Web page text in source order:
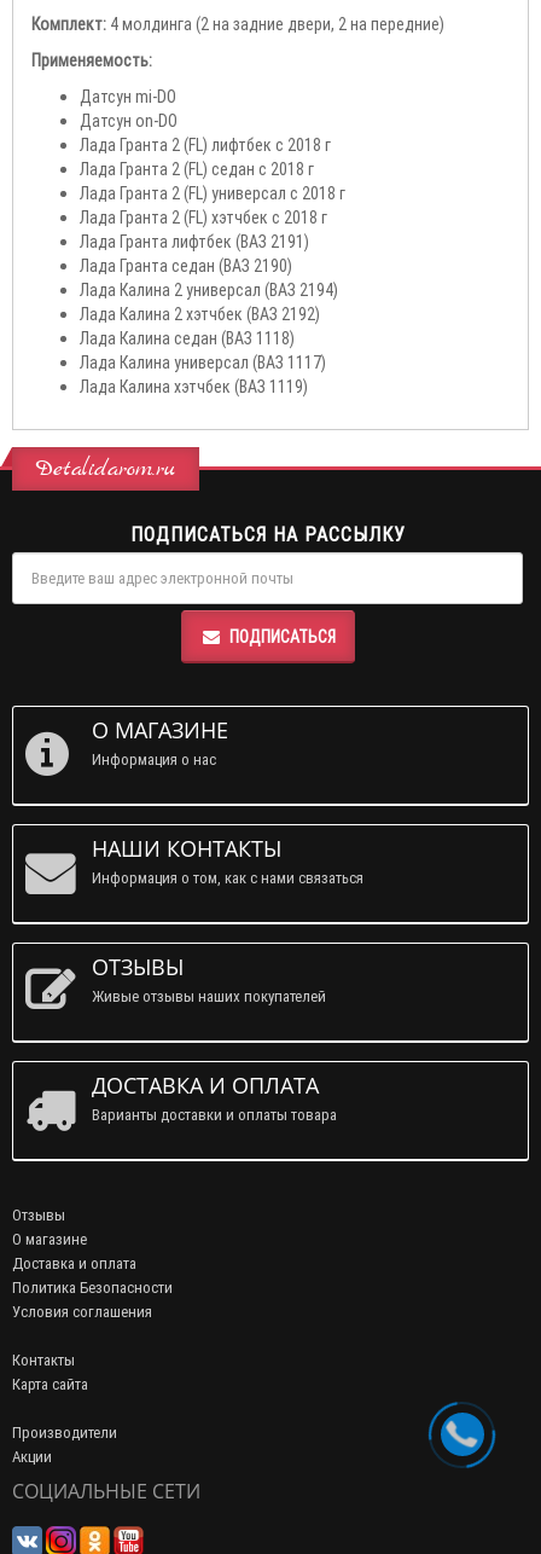
Комплект: 4 молдинга (2 на задние двери, 2 на передние)
Применяемость:
Датсун mi-DO
Датсун on-DO
Лада Гранта 2 (FL) лифтбек с 2018 г
Лада Гранта 2 (FL) седан с 2018 г
Лада Гранта 2 (FL) универсал с 2018 г
Лада Гранта 2 (FL) хэтчбек с 2018 г
Лада Гранта лифтбек (ВАЗ 2191)
Лада Гранта седан (ВАЗ 2190)
Лада Калина 2 универсал (ВАЗ 2194)
Лада Калина 2 хэтчбек (ВАЗ 2192)
Лада Калина седан (ВАЗ 1118)
Лада Калина универсал (ВАЗ 1117)
Лада Калина хэтчбек (ВАЗ 1119)
Detalidarom.ru
ПОДПИСАТЬСЯ НА РАССЫЛКУ
ПОДПИСАТЬСЯ
О МАГАЗИНЕ
Информация о нас
НАШИ КОНТАКТЫ
Информация о том, как с нами связаться
ОТЗЫВЫ
Живые отзывы наших покупателей
ДОСТАВКА И ОПЛАТА
Варианты доставки и оплаты товара
Отзывы
О магазине
Доставка и оплата
Политика Безопасности
Условия соглашения
Контакты
Карта сайта
Производители
Акции
СОЦИАЛЬНЫЕ СЕТИ